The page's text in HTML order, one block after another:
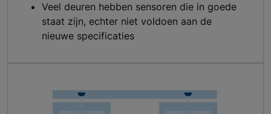
Veel deuren hebben sensoren die in goede
staat zijn, echter niet voldoen aan de
nieuwe specificaties